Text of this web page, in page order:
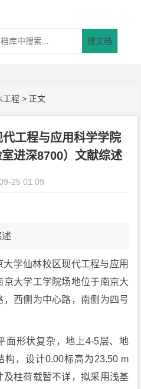
搜文档
工程 > 正文
工程与应用科学学院
进深8700）文献综述
25 01:09
学仙林校区现代工程与应用
大学工学院场地位于南京大
西侧为中心路，南侧为四号
面形状复杂，地上4-5层、地
，设计0.00标高为23.50 m
及柱荷载暂不详，拟采用浅基